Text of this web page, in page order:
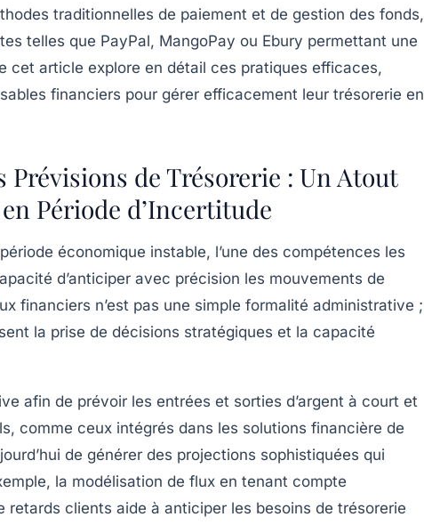
traditionnelles de paiement et de gestion des fonds,
telles que PayPal, MangoPay ou Ebury permettant une
cet article explore en détail ces pratiques efficaces,
financiers pour gérer efficacement leur trésorerie en
de Trésorerie : Un Atout
Période d’Incertitude
économique instable, l’une des compétences les
d’anticiper avec précision les mouvements de
financiers n’est pas une simple formalité administrative ;
la prise de décisions stratégiques et la capacité
afin de prévoir les entrées et sorties d’argent à court et
comme ceux intégrés dans les solutions financière de
de générer des projections sophistiquées qui
la modélisation de flux en tenant compte
retards clients aide à anticiper les besoins de trésorerie